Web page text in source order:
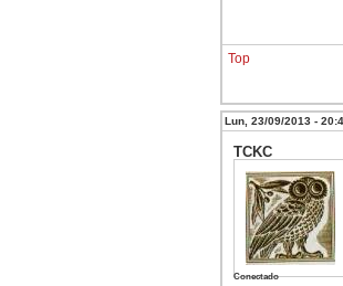
Top
Lun, 23/09/2013 -
TCKC
Conectado